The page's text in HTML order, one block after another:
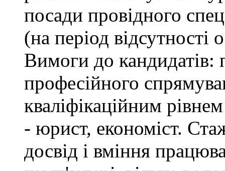
посади провідного
(на період відсутності
Вимоги до кандидатів:
професійного
кваліфікаційним
- юрист, економіст.
досвід і вміння